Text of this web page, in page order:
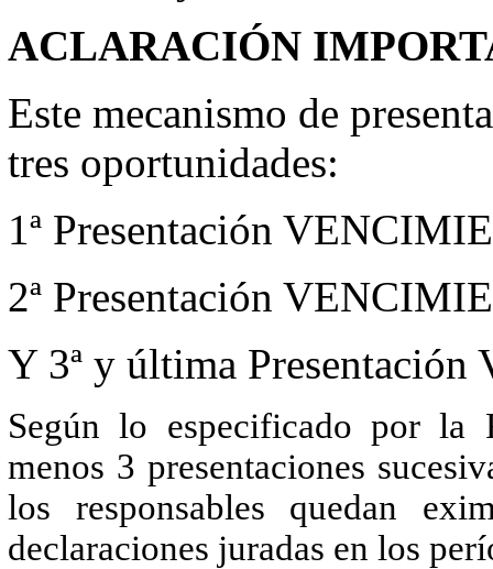
ACLARACIÓN
Este mecanismo de
tres oportunidades:
1ª Presentación
2ª Presentación
Y 3ª y última
Según lo especificado por la
menos 3 presentaciones
los responsables quedan
declaraciones juradas en los